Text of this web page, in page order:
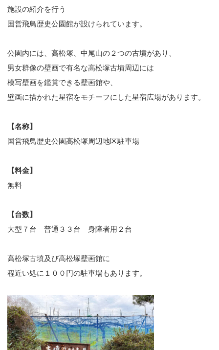
施設の紹介を行う
国営飛鳥歴史公園館が設けられています。
公園内には、高松塚、中尾山の２つの古墳があり、
男女群像の壁画で有名な高松塚古墳周辺には
模写壁画を鑑賞できる壁画館や、
壁画に描かれた星宿をモチーフにした星宿広場があります。
【名称】
国営飛鳥歴史公園高松塚周辺地区駐車場
【料金】
無料
【台数】
大型７台 普通３３台 身障者用２台
高松塚古墳及び高松塚壁画館に
程近い処に１００円の駐車場もあります。